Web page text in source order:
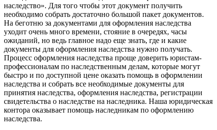
наследство». Для того чтобы этот документ получить
необходимо собрать достаточно большой пакет документов.
На беготню за документами для оформления наследства
уходит очень много времени, стояние в очередях, часы
ожиданий, но ведь главное надо еще знать, где и какие
документы для оформления наследства нужно получать.
Процесс оформления наследства проще доверить юристам-
профессионалам по наследственным делам, которые могут
быстро и по доступной цене оказать помощь в оформлении
наследства и собрать все необходимые документы для
принятия наследства, оформления наследства, регистрации
свидетельства о наследстве на наследника. Наша юридическая
контора оказывает помощь наследникам по оформлению
наследства.